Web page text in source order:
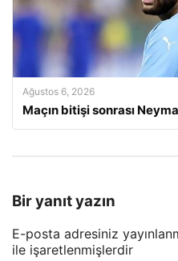
Ağustos 6, 2026
Maçın bitişi sonrası
Bir yanıt yazın
E-posta adresiniz
ile işaretlenmişlerdir